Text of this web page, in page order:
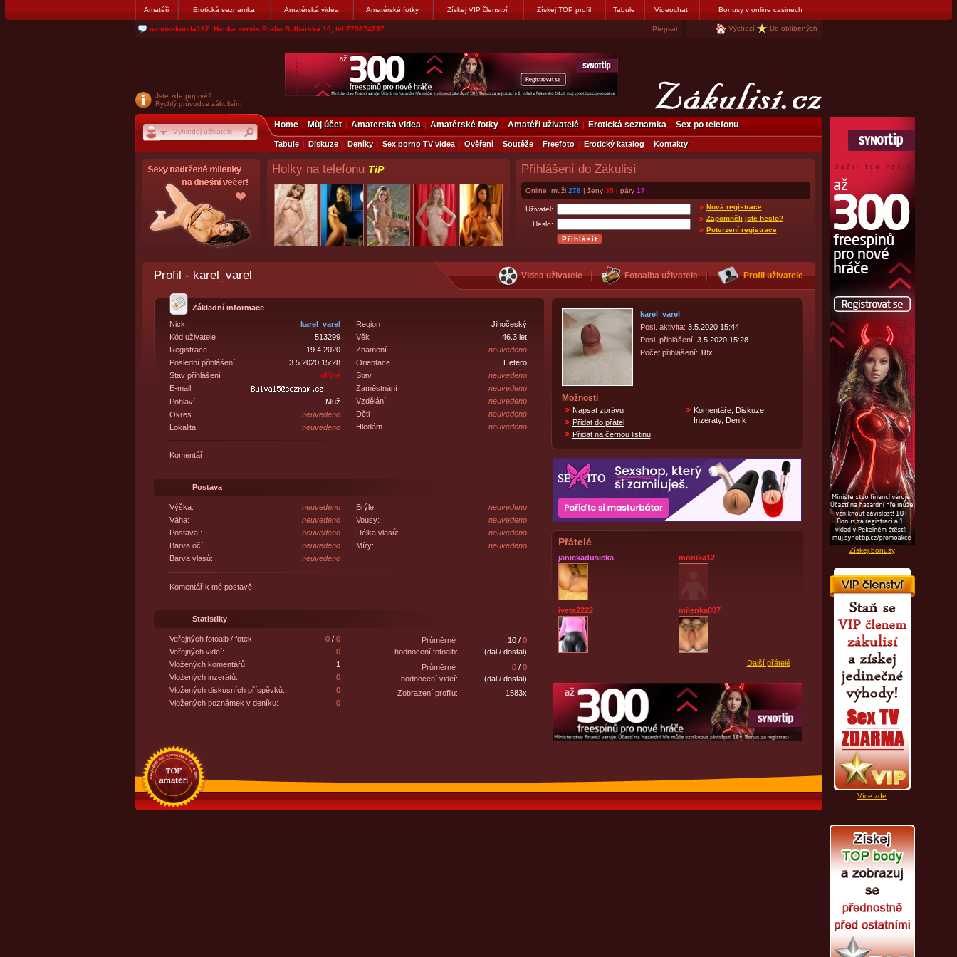
Amatéři Erotická seznamka Amatérská videa Amatérské fotky Získej VIP členství Získej TOP profil Tabule Videochat Bonusy v online casinech
nanosekunda187: Hanka servis Praha Bulharská 10, tel:775674237 Přepsat Výchozí Do oblíbených
Získej bonusy
Více zde
Jste zde poprvé?
Rychlý průvodce zákulisím
Home Můj účet Amaterská videa Amatérské fotky Amatéři uživatelé Erotická seznamka Sex po telefonu
Tabule Diskuze Deníky Sex porno TV videa Ověření Soutěže Freefoto Erotický katalog Kontakty
Holky na telefonu TiP Přihlášení do Zákulisí
Online: muži 278| ženy 35| páry 17
Uživatel:
Heslo:
Nová registrace
Zapomněli jste heslo?
Potvrzení registrace
Profil - karel_varel Videa uživatele Fotoalba uživatele Profil uživatele
Základní informace
Nick
karel_varel
Kód uživatele
513299
Registrace
19.4.2020
Poslední přihlášení:
3.5.2020 15:28
Stav přihlášení
offline
E-mail
Pohlaví
Muž
Okres
neuvedeno
Lokalita
neuvedeno
Region
Jihočeský
Věk
46.3 let
Znamení
neuvedeno
Orientace
Hetero
Stav
neuvedeno
Zaměstnání
neuvedeno
Vzdělání
neuvedeno
Děti
neuvedeno
Hledám
neuvedeno
Komentář:
Postava
Výška:
neuvedeno
Váha:
neuvedeno
Postava::
neuvedeno
Barva očí:
neuvedeno
Barva vlasů:
neuvedeno
Brýle:
neuvedeno
Vousy:
neuvedeno
Délka vlasů:
neuvedeno
Míry:
neuvedeno
Komentář k mé postavě:
Statistiky
Veřejných fotoalb / fotek: 0/ 0
Veřejných videí:
0
Vložených komentářů:
1
Vložených inzerátů:
0
Vložených diskusních příspěvků:
0
Vložených poznámek v deníku:
0
Průměrné
hodnocení fotoalb:
10 / 0
(dal / dostal)
Průměrné
hodnocení videí:
0/ 0
(dal / dostal)
Zobrazení profilu:
1583x
karel_varel
Posl. aktivita: 3.5.2020 15:44
Posl. přihlášení: 3.5.2020 15:28
Počet přihlášení: 18x
Možnosti
Napsat zprávu
Přidat do přátel
Přidat na černou listinu
Komentáře, Diskuze,
Inzeráty, Deník
Přátelé
janickadusicka monika12
iveta2222 milenka007
Další přátelé